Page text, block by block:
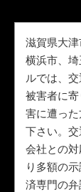
滋賀県大
横浜市、
ルでは、
被害者に
害に遭っ
下さい。
会社との
り多額の
済専門の弁